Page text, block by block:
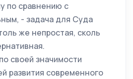
по сравнению с
- задача для Суда
же непростая, сколь
своей значимости
развития современного